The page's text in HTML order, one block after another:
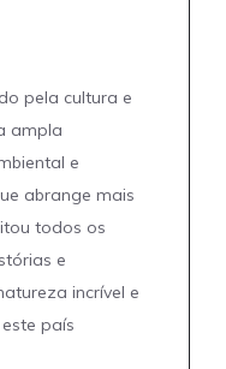
pela cultura e
ampla
e
abrange mais
todos os
e
incrível e
país